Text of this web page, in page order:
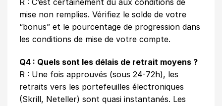
R : C’est certainement dû aux conditions de
mise non remplies. Vérifiez le solde de votre
“bonus” et le pourcentage de progression dans
les conditions de mise de votre compte.
Q4 : Quels sont les délais de retrait moyens ?
R : Une fois approuvés (sous 24-72h), les
retraits vers les portefeuilles électroniques
(Skrill, Neteller) sont quasi instantanés. Les